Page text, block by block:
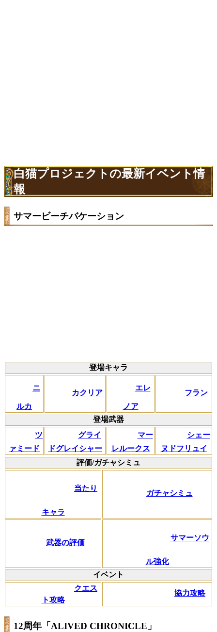
白猫プロジェクトの最新イベント情
報
サマービーチバケーション
登場キャラ
ニ
ルカ
カクリア
エレ
ノア
フラン
登場武器
ツ
ァミード
グライ
ドグレイシャー
マー
レルークス
シェー
ヌドフリュイ
評価/ガチャシミュ
当たり
キャラ
ガチャシミュ
武器の評価
サマーソウ
ル強化
イベント
クエス
ト攻略
協力攻略
12周年「ALIVED CHRONICLE」